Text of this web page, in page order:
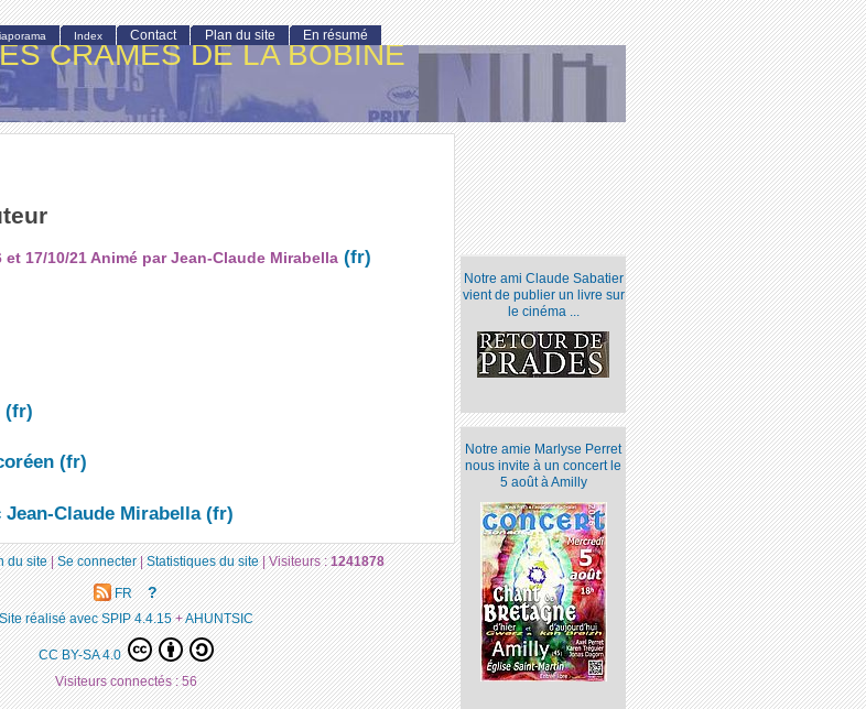
CRAMÉS DE LA BOBINE
17/10/21 Animé par Jean-Claude Mirabella
Claude Mirabella
Notre ami Claude Sabatier
vient de publier un livre sur
le cinéma ...
Notre amie Marlyse Perret
nous invite à un concert le
5 août à Amilly
Index Contact Plan du site En résumé
du site|Se connecter|Statistiques du site|Visiteurs :1241878
FR ?
réalisé avec SPIP 4.4.15+AHUNTSIC
CC BY-SA 4.0
Visiteurs connectés :56